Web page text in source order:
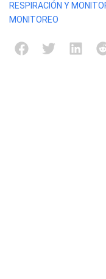
RESPIRACIÓN Y
MONITOREO